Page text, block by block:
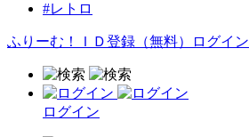
#レトロ
ふりーむ！ＩＤ登録（無料） ログイン
ログイン